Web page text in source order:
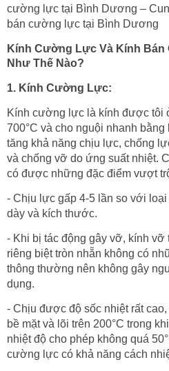
cường lực tại Bình Dương –
bán cường lực tại Bình Dương
Kính Cường Lực Và Kính
Như Thế Nào?
1. Kính Cường Lực:
Kính cường lực là kính được tôi
700°C và cho nguội nhanh
tăng khả năng chịu lực, chống
và chống vỡ do ứng suất nhiệt.
có được những đặc điểm vượt
- Chịu lực gấp 4-5 lần so với
dày và kích thước.
- Khi bị tác động gây vỡ, kính vỡ
riêng biệt tròn nhẵn không có
thông thường nên không gây
dụng.
- Chịu được độ sốc nhiệt rất
bề mặt và lõi trên 200°C trong
nhiệt độ cho phép không quá
cường lực có khả năng cách